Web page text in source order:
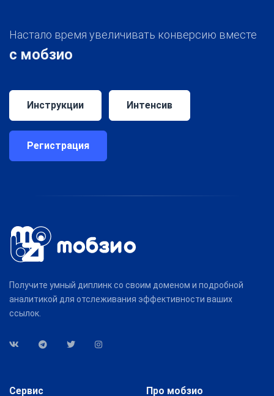
Настало время увеличивать конверсию вместе
с мобзио
Инструкции Интенсив
Регистрация
Получите умный диплинк со своим доменом и подробной
аналитикой для отслеживания эффективности ваших
ссылок.
Сервис Про мобзио